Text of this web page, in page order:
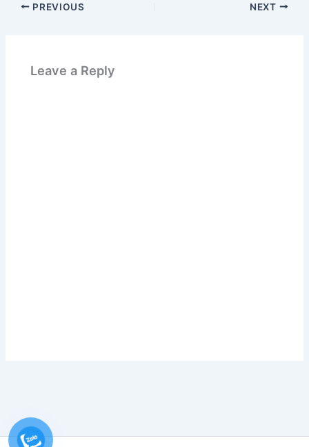
PREVIOUS NEXT
Leave a Reply